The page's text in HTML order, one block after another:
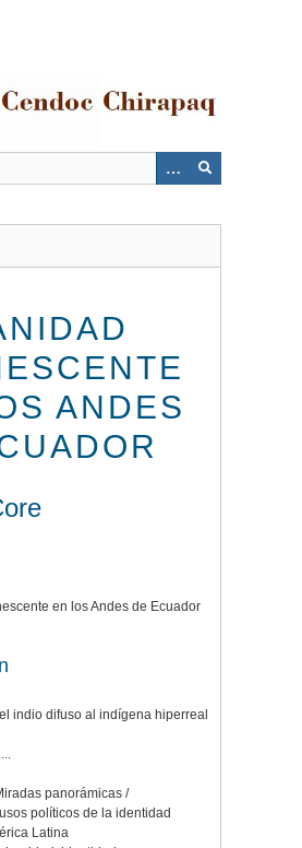
ANDES
en los Andes de Ecuador
indio difuso al indígena hiperreal
panorámicas /
políticos de la identidad
Latina